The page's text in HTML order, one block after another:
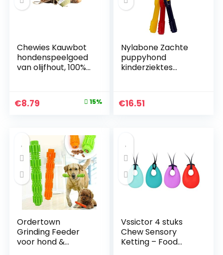
Chewies Kauwbot
hondenspeelgoed
van olijfhout, 100%
kauwspeelgoed
hond tot 20 kg
Original
€10.35.
€8.79
€8.79.
15%
Nylabone Zachte
puppyhond
kinderziektes
smaak, medium
voor puppy’s tot 16
€16.51
Ordertown
Grinding Feeder
voor hond &
Vssictor 4 stuks
Chew Sensory
Ketting – Food